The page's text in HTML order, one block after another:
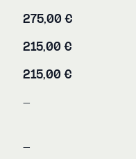
275,00 €
215,00 €
215,00 €
-
-